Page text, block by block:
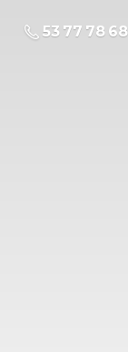
53 77 78 68